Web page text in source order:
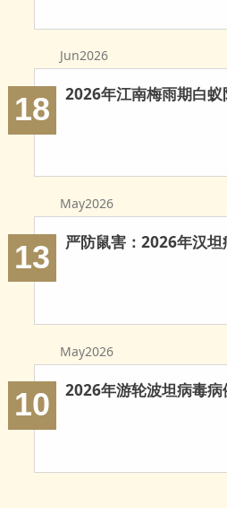
Jun2026
18
May2026
13 严防鼠害：2026年汉
May2026
10